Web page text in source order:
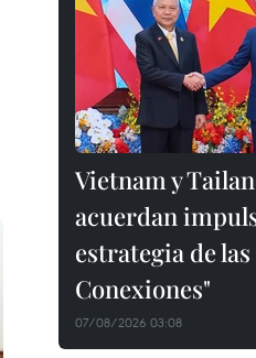
Vietnam y
acuerdan
estrategia de
Conexiones"
07/08/2026 03:08